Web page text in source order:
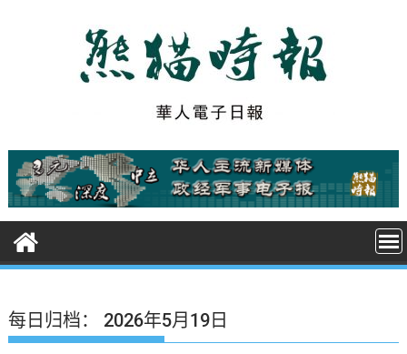
t
每日归档： 2026年5月19日